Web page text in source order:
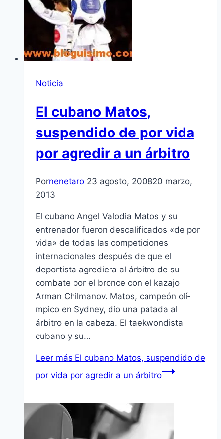
Noticia
El cubano Matos,
suspendido de por vida
por agredir a un árbitro
Pornenetaro 23 agosto, 200820 marzo,
2013
El cubano Angel Valodia Matos y su
entrenador fueron descalificados «de por
vida» de todas las competiciones
internacionales después de que el
deportista agrediera al árbitro de su
combate por el bronce con el kazajo
Arman Chilmanov. Matos, campeón olí­
mpico en Sydney, dio una patada al
árbitro en la cabeza. El taekwondista
cubano y su…
Leer más El cubano Matos, suspendido de
por vida por agredir a un árbitro